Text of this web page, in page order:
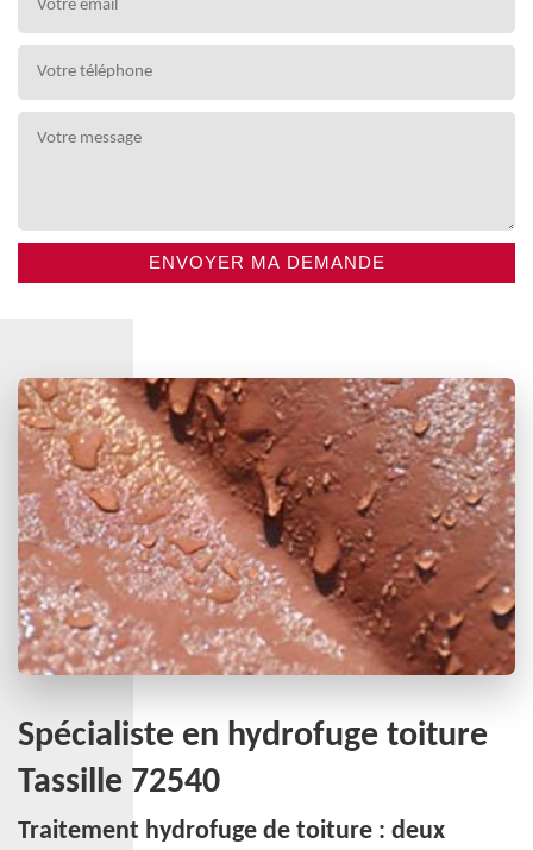
Spécialiste en hydrofuge toiture
Tassille 72540
Traitement hydrofuge de toiture : deux